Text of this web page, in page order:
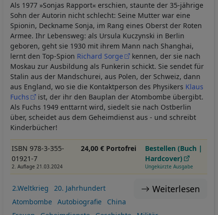
Als 1977 »Sonjas Rapport« erschien, staunte der 35-jährige
Sohn der Autorin nicht schlecht: Seine Mutter war eine
Spionin, Deckname Sonja, im Rang eines Oberst der Roten
Armee. Ihr Lebensweg: als Ursula Kuczynski in Berlin
geboren, geht sie 1930 mit ihrem Mann nach Shanghai,
lernt den Top-Spion Richard Sorge
kennen, der sie nach
Moskau zur Ausbildung als Funkerin schickt. Sie sendet für
Stalin aus der Mandschurei, aus Polen, der Schweiz, dann
aus England, wo sie die Kontaktperson des Physikers Klaus
Fuchs
ist, der ihr den Bauplan der Atombombe übergibt.
Als Fuchs 1949 enttarnt wird, siedelt sie nach Ostberlin
über, scheidet aus dem Geheimdienst aus - und schreibt
Kinderbücher!
ISBN 978-3-355-
01921-7
2. Auflage 21.03.2024
24,00 € Portofrei
Bestellen (Buch |
Hardcover)
Ungekürzte Ausgabe
Weiterlesen
2.Weltkrieg
20. Jahrhundert
Atombombe
Autobiografie
China